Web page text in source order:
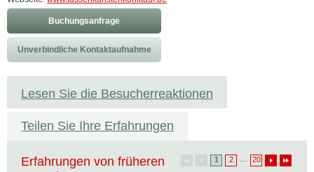
Buchungsanfrage
Unverbindliche Kontaktaufnahme
Lesen Sie die Besucherreaktionen
Teilen Sie Ihre Erfahrungen
1 2 20
Erfahrungen von früheren